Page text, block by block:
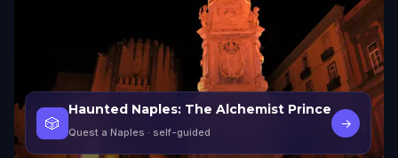
🎲
Haunted Naples: The Alchemist Prince
Quest a Naples · self-guided
→